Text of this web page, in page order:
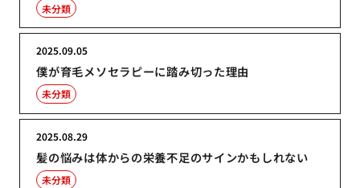
未分類
僕が育毛メソセラピーに踏み切った理由
2025.09.05
未分類
髪の悩みは体からの栄養不足のサインかもしれない
2025.08.29
未分類